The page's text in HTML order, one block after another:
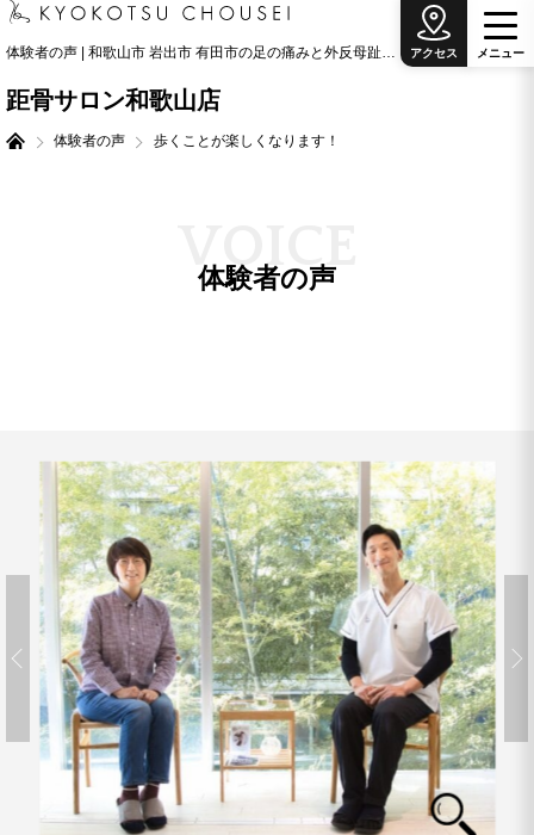
体験者の声 | 和歌山市 岩出市 有田市の足の痛みと外反母趾治療の専門院
距骨サロン和歌山店
体験者の声 歩くことが楽しくなります！
メニ ュ ー
アクセス
体験者の声
VO I CE